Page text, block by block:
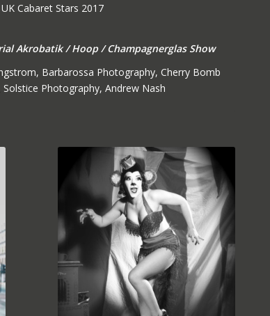
Cabaret Stars 2017
Akrobatik / Hoop / Champagnerglas Show
Barbarossa Photography, Cherry Bomb
Photography, Andrew Nash